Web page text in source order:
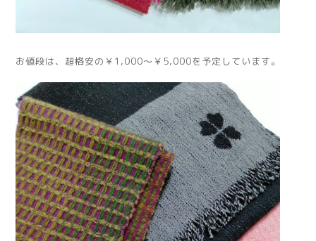
お値段は、超格安の￥1,000～￥5,000を予定しています。